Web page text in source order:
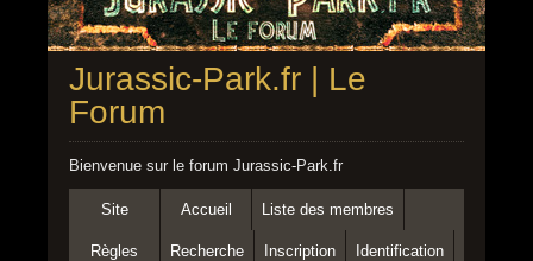
Jurassic-Park.fr | Le
Forum
Bienvenue sur le forum Jurassic-Park.fr
Site Accueil Liste des membres
Règles Recherche Inscription Identification